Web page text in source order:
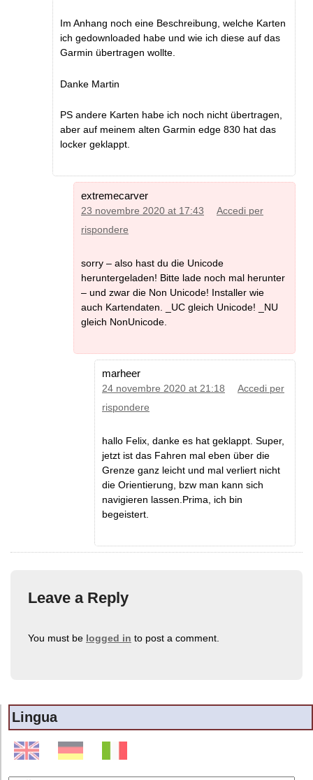
Im Anhang noch eine Beschreibung, welche Karten
ich gedownloaded habe und wie ich diese auf das
Garmin übertragen wollte.
Danke Martin
PS andere Karten habe ich noch nicht übertragen,
aber auf meinem alten Garmin edge 830 hat das
locker geklappt.
extremecarver
23 novembre 2020 at 17:43
Accedi per
rispondere
sorry – also hast du die Unicode
heruntergeladen! Bitte lade noch mal herunter
– und zwar die Non Unicode! Installer wie
auch Kartendaten. _UC gleich Unicode! _NU
gleich NonUnicode.
marheer
24 novembre 2020 at 21:18
Accedi per
rispondere
hallo Felix, danke es hat geklappt. Super,
jetzt ist das Fahren mal eben über die
Grenze ganz leicht und mal verliert nicht
die Orientierung, bzw man kann sich
navigieren lassen.Prima, ich bin
begeistert.
Leave a Reply
You must be logged in to post a comment.
Lingua